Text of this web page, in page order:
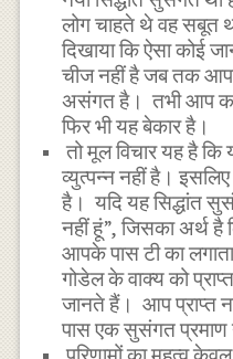
लोग चाहते थे वह सबूत
दिखाया कि ऐसा कोई
चीज नहीं है जब तक
असंगत है। तभी आप
फिर भी यह बेकार है।
तो मूल विचार यह है
व्युत्पन्न नहीं है।
है। यदि यह सिद्धांत
नहीं हूं”, जिसका अर्थ है
आपके पास टी का
गोडेल के वाक्य को
जानते हैं। आप
पास एक सुसंगत प्रमाण